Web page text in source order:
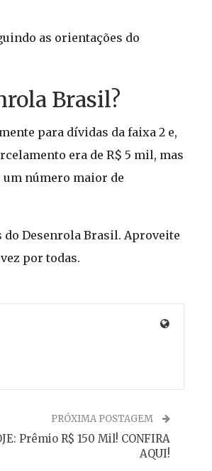
as orientações do
Brasil?
para dívidas da faixa 2 e,
era de R$ 5 mil, mas
número maior de
Desenrola Brasil. Aproveite
por todas.
PRÓXIMA POSTAGEM
Prêmio R$ 150 Mil! CONFIRA
AQUI!